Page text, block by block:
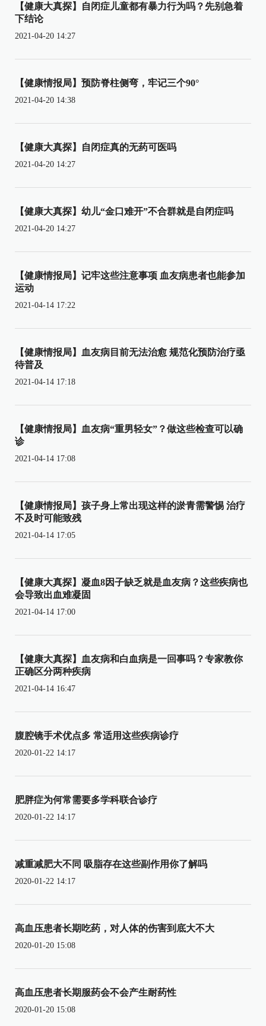
【健康大真探】自闭症儿童都有暴力行为吗？先别急着
下结论
2021-04-20 14:27
【健康情报局】预防脊柱侧弯，牢记三个90°
2021-04-20 14:38
【健康大真探】自闭症真的无药可医吗
2021-04-20 14:27
【健康大真探】幼儿“金口难开”不合群就是自闭症吗
2021-04-20 14:27
【健康情报局】记牢这些注意事项 血友病患者也能参加
运动
2021-04-14 17:22
【健康情报局】血友病目前无法治愈 规范化预防治疗亟
待普及
2021-04-14 17:18
【健康情报局】血友病“重男轻女”？做这些检查可以确
诊
2021-04-14 17:08
【健康情报局】孩子身上常出现这样的淤青需警惕 治疗
不及时可能致残
2021-04-14 17:05
【健康大真探】凝血8因子缺乏就是血友病？这些疾病也
会导致出血难凝固
2021-04-14 17:00
【健康大真探】血友病和白血病是一回事吗？专家教你
正确区分两种疾病
2021-04-14 16:47
腹腔镜手术优点多 常适用这些疾病诊疗
2020-01-22 14:17
肥胖症为何常需要多学科联合诊疗
2020-01-22 14:17
减重减肥大不同 吸脂存在这些副作用你了解吗
2020-01-22 14:17
高血压患者长期吃药，对人体的伤害到底大不大
2020-01-20 15:08
高血压患者长期服药会不会产生耐药性
2020-01-20 15:08